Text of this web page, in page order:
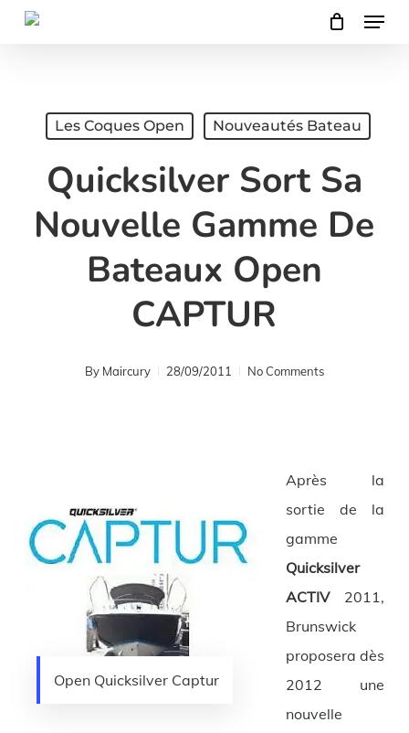
Skip
Menu
Les Coques Open Nouveautés Bateau
Quicksilver Sort Sa
Nouvelle Gamme De
Bateaux Open
CAPTUR
By Maircury 28/09/2011 No Comments
Open Quicksilver Captur
Après la
sortie de la
gamme
Quicksilver
ACTIV2011,
Brunswick
proposera dès
2012 une
nouvelle